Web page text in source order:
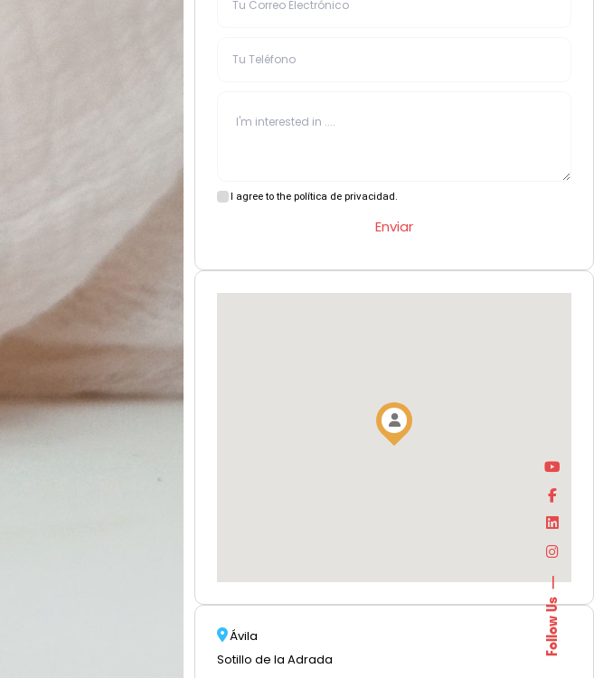
Follow Us
I agree to the política de privacidad.
Enviar
Ávila
Sotillo de la Adrada